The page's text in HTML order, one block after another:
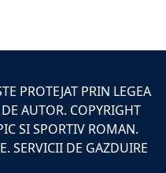
PROTEJAT PRIN LEGEA
AUTOR. COPYRIGHT
SI SPORTIV ROMAN.
SERVICII DE GAZDUIRE